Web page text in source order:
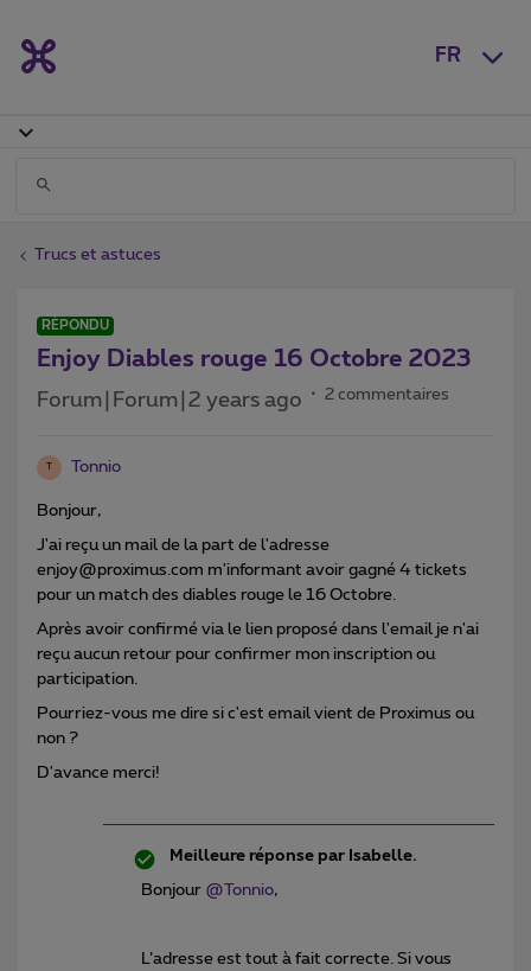
FR
Trucs et astuces
RÉPONDU
Enjoy Diables rouge 16 Octobre 2023
Forum|Forum|2 years ago 2 commentaires
Tonnio
Bonjour,
J'ai reçu un mail de la part de l'adresse
enjoy@proximus.com m'informant avoir gagné 4 tickets
pour un match des diables rouge le 16 Octobre.
Après avoir confirmé via le lien proposé dans l'email je n'ai
reçu aucun retour pour confirmer mon inscription ou
participation.
Pourriez-vous me dire si c'est email vient de Proximus ou
non ?
D'avance merci!
Meilleure réponse par Isabelle.
Bonjour @Tonnio,
L’adresse est tout à fait correcte. Si vous